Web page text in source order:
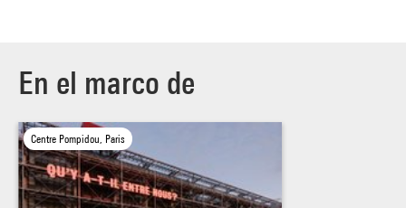
Cette collecte d’histoires d’animaux s’inscrit dans le cycle
Qu’y a-t-il entre nous ? Un rendez-vous qui interroge ce qui
nous relie, ce qui nous sépare au sein de nos sociétés, à
l’occasion de l’installation de la phrase lumineuse de Tim
Etchells sur la façade du Centre Pompidou.
En el marco de
Centre Pompidou, Paris